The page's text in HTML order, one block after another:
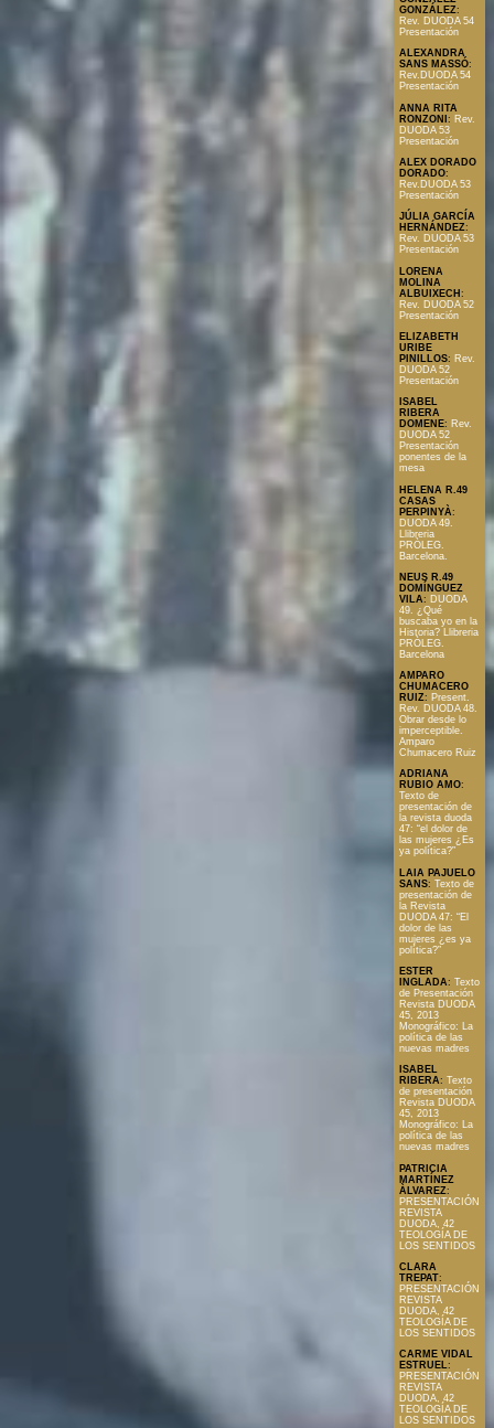
GONZÁLEZ:
Rev. DUODA 54
Presentación
ALEXANDRA
SANS MASSÓ:
Rev.DUODA 54
Presentación
ANNA RITA
RONZONI : Rev.
DUODA 53
Presentación
ALEX DORADO
DORADO:
Rev.DUODA 53
Presentación
JÚLIA GARCÍA
HERNÁNDEZ:
Rev. DUODA 53
Presentación
LORENA
MOLINA
ALBUIXECH :
Rev. DUODA 52
Presentación
ELIZABETH
URIBE
PINILLOS: Rev.
DUODA 52
Presentación
ISABEL
RIBERA
DOMENE: Rev.
DUODA 52
Presentación
ponentes de la
mesa
HELENA R.49
CASAS
PERPINYÀ:
DUODA 49.
Llibreria
PRÒLEG.
Barcelona.
NEUS R.49
DOMÍNGUEZ
VILA: DUODA
49. ¿Qué
buscaba yo en la
Historia? Llibreria
PRÒLEG.
Barcelona
AMPARO
CHUMACERO
RUIZ: Present.
Rev. DUODA 48.
Obrar desde lo
imperceptible.
Amparo
Chumacero Ruiz
ADRIANA
RUBIO AMO:
Texto de
presentación de
la revista duoda
47: “el dolor de
las mujeres ¿Es
ya política?”
LAIA PAJUELO
SANS: Texto de
presentación de
la Revista
DUODA 47: “El
dolor de las
mujeres ¿es ya
política?”
ESTER
INGLADA: Texto
de Presentación
Revista DUODA
45, 2013
Monográfico: La
política de las
nuevas madres
ISABEL
RIBERA: Texto
de presentación
Revista DUODA
45, 2013
Monográfico: La
política de las
nuevas madres
PATRICIA
MARTÍNEZ
ÀLVAREZ:
PRESENTACIÓN
REVISTA
DUODA, 42
TEOLOGÍA DE
LOS SENTIDOS
CLARA
TREPAT:
PRESENTACIÓN
REVISTA
DUODA, 42
TEOLOGÍA DE
LOS SENTIDOS
CARME VIDAL
ESTRUEL:
PRESENTACIÓN
REVISTA
DUODA, 42
TEOLOGÍA DE
LOS SENTIDOS